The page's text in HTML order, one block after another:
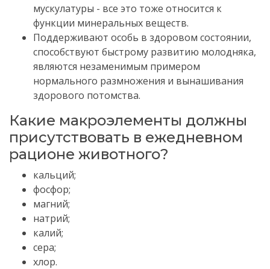
мускулатуры - все это тоже относится к
функции минеральных веществ.
Поддерживают особь в здоровом состоянии,
способствуют быстрому развитию молодняка,
являются незаменимым примером
нормального размножения и вынашивания
здорового потомства.
Какие макроэлементы должны
присутствовать в ежедневном
рационе животного?
кальций;
фосфор;
магний;
натрий;
калий;
сера;
хлор.